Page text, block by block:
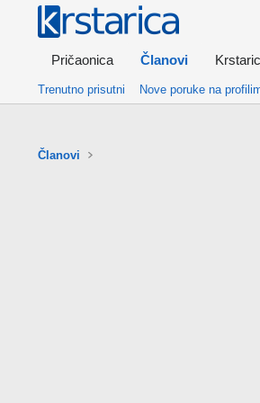
Pričaonica Članovi
Trenutno prisutni Nove poruke na
Članovi